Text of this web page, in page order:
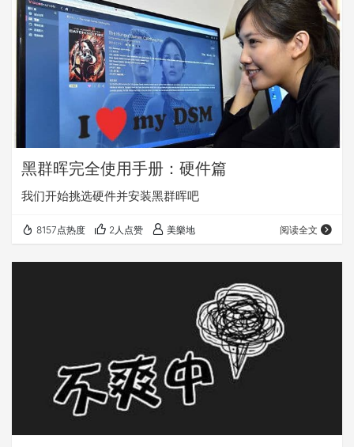
黑群晖完全使用手册：硬件篇
我们开始挑选硬件并安装黑群晖吧
8157点热度 2人点赞 美樂地 阅读全文